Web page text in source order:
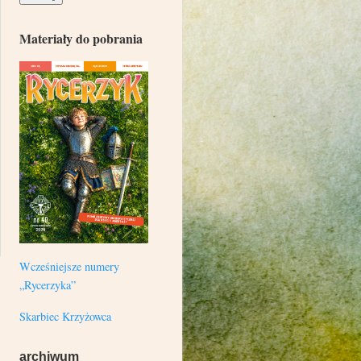
Materiały do pobrania
Wcześniejsze numery
„Rycerzyka”
Skarbiec Krzyżowca
archiwum